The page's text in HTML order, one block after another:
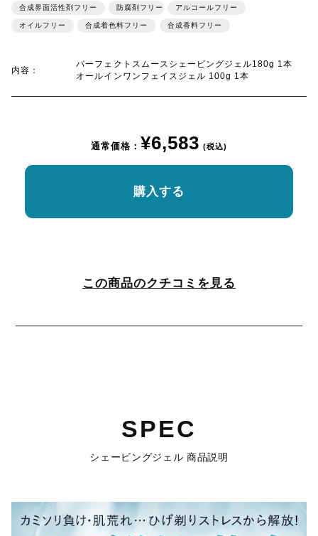
合成界面活性剤フリー 防腐剤フリー アルコールフリー
オイルフリー 合成着色料フリー 合成香料フリー
内容：
パーフェクトスムースシェービングジェル180g 1本
オールインワンフェイスジェル 100g 1本
通常価格： ¥6,583 (税込)
購入する
この商品のクチコミを見る
SPEC
シェービングジェル 商品説明